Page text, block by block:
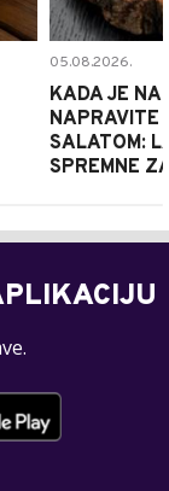
05.08.2026.
KADA JE
NAPRAVITE
SALATOM:
SPREMNE